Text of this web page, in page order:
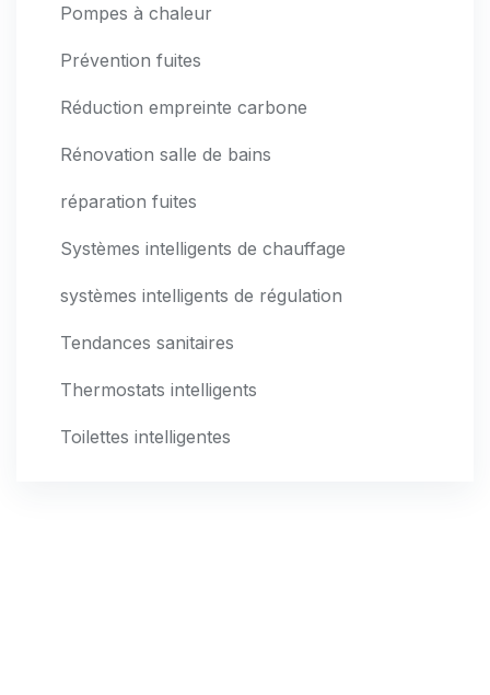
Pompes à chaleur
Prévention fuites
Réduction empreinte carbone
Rénovation salle de bains
réparation fuites
Systèmes intelligents de chauffage
systèmes intelligents de régulation
Tendances sanitaires
Thermostats intelligents
Toilettes intelligentes